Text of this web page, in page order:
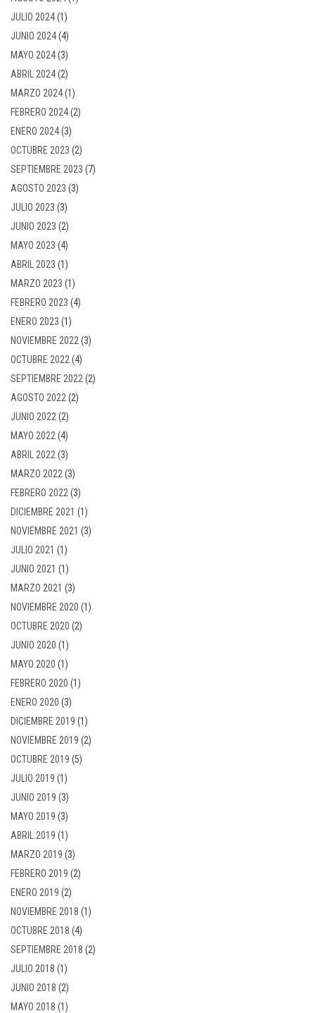
JULIO 2024(1)
JUNIO 2024(4)
MAYO 2024(3)
ABRIL 2024(2)
MARZO 2024(1)
FEBRERO 2024(2)
ENERO 2024(3)
OCTUBRE 2023 (2)
SEPTIEMBRE 2023 (7)
AGOSTO 2023 (3)
JULIO 2023 (3)
JUNIO 2023 (2)
MAYO 2023 (4)
ABRIL 2023 (1)
MARZO 2023 (1)
FEBRERO 2023 (4)
ENERO 2023 (1)
NOVIEMBRE 2022 (3)
OCTUBRE 2022 (4)
SEPTIEMBRE 2022 (2)
AGOSTO 2022 (2)
JUNIO 2022 (2)
MAYO 2022 (4)
ABRIL 2022 (3)
MARZO 2022 (3)
FEBRERO 2022 (3)
DICIEMBRE 2021 (1)
NOVIEMBRE 2021 (3)
JULIO 2021 (1)
JUNIO 2021 (1)
MARZO 2021 (3)
NOVIEMBRE 2020 (1)
OCTUBRE 2020 (2)
JUNIO 2020 (1)
MAYO 2020 (1)
FEBRERO 2020 (1)
ENERO 2020 (3)
DICIEMBRE 2019 (1)
NOVIEMBRE 2019 (2)
OCTUBRE 2019 (5)
JULIO 2019 (1)
JUNIO 2019 (3)
MAYO 2019 (3)
ABRIL 2019 (1)
MARZO 2019 (3)
FEBRERO 2019 (2)
ENERO 2019 (2)
NOVIEMBRE 2018 (1)
OCTUBRE 2018 (4)
SEPTIEMBRE 2018 (2)
JULIO 2018 (1)
JUNIO 2018 (2)
MAYO 2018 (1)